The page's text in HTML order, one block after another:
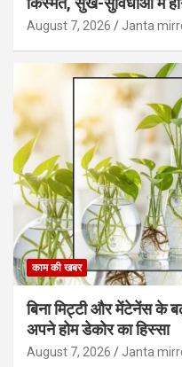
August 7, 2026 Janta
काम की खबर
बिना मिट्टी और मेंटेनेंस के
अपने होम डेकोर का हिस्‍सा
August 7, 2026 Janta